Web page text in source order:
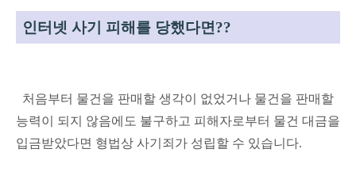
인터넷 사기 피해를 당했다면??
처음부터 물건을 판매할 생각이 없었거나 물건을 판매할
능력이 되지 않음에도 불구하고 피해자로부터 물건 대금을
입금받았다면 형법상 사기죄가 성립할 수 있습니다.